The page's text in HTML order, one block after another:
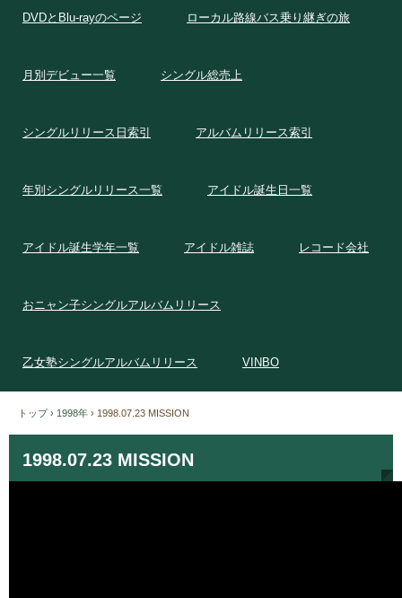
DVDとBlu-rayのページ ローカル路線バス乗り継ぎの旅
月別デビュー一覧 シングル総売上
シングルリリース日索引 アルバムリリース索引
年別シングルリリース一覧 アイドル誕生日一覧
アイドル誕生学年一覧 アイドル雑誌 レコード会社
おニャン子シングルアルバムリリース
乙女塾シングルアルバムリリース VINBO
トップ › 1998年 › 1998.07.23 MISSION
1998.07.23 MISSION